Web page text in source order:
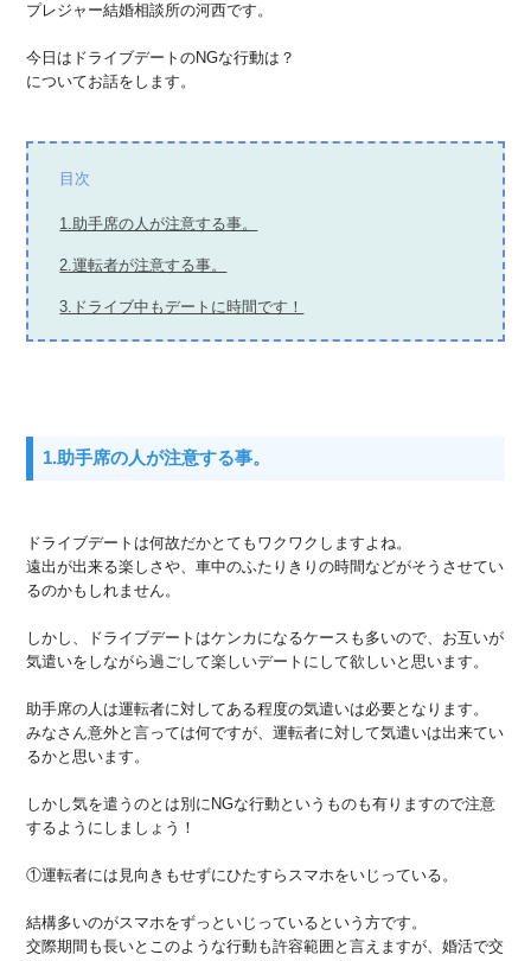
プレジャー結婚相談所の河西です。
今日はドライブデートのNGな行動は？
についてお話をします。
目次
1.助手席の人が注意する事。
2.運転者が注意する事。
3.ドライブ中もデートに時間です！
1.助手席の人が注意する事。
ドライブデートは何故だかとてもワクワクしますよね。
遠出が出来る楽しさや、車中のふたりきりの時間などがそうさせてい
るのかもしれません。
しかし、ドライブデートはケンカになるケースも多いので、お互いが
気遣いをしながら過ごして楽しいデートにして欲しいと思います。
助手席の人は運転者に対してある程度の気遣いは必要となります。
みなさん意外と言っては何ですが、運転者に対して気遣いは出来てい
るかと思います。
しかし気を遣うのとは別にNGな行動というものも有りますので注意
するようにしましょう！
①運転者には見向きもせずにひたすらスマホをいじっている。
結構多いのがスマホをずっといじっているという方です。
交際期間も長いとこのような行動も許容範囲と言えますが、婚活で交